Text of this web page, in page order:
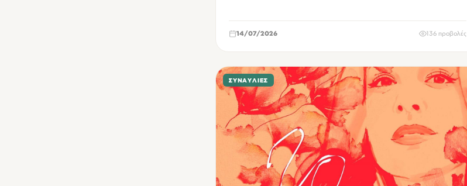
14/07/2026 136 προβολές
ΣΥΝΑΥΛΊΕΣ